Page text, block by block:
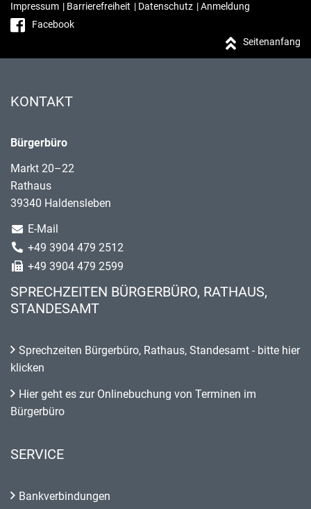
Impressum | Barrierefreiheit | Datenschutz |Anmeldung
Facebook
Seitenanfang
KONTAKT
Bürgerbüro
Markt 20–22
Rathaus
39340 Haldensleben
E-Mail
+49 3904 479 2512
+49 3904 479 2599
SPRECHZEITEN BÜRGERBÜRO, RATHAUS,
STANDESAMT
Sprechzeiten Bürgerbüro, Rathaus, Standesamt - bitte hier
klicken
Hier geht es zur Onlinebuchung von Terminen im
Bürgerbüro
SERVICE
Bankverbindungen